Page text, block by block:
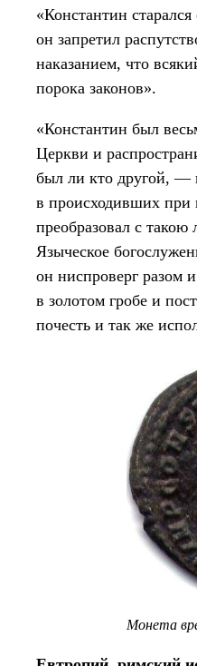
«Константин
он запретил
наказанием, что
порока законов».
«Константин был
Церкви и
был ли кто другой, —
в происходивших при
преобразовал с
Языческое
он ниспроверг разом
в золотом гробе и
почесть и так же
Монета